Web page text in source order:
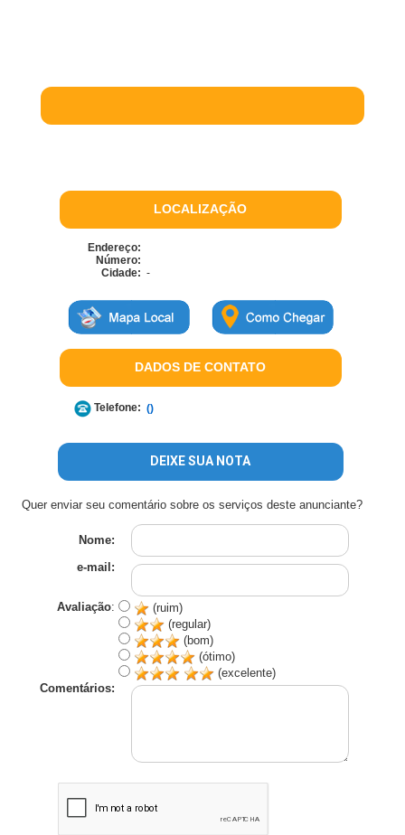
LOCALIZAÇÃO
Endereço:
Número:
Cidade: -
DADOS DE CONTATO
Telefone: ()
DEIXE SUA NOTA
Quer enviar seu comentário sobre os serviços deste anunciante?
Nome:
e-mail:
Avaliação:
(ruim)
(regular)
(bom)
(ótimo)
(excelente)
Comentários: